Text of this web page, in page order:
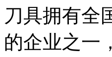
刀具拥有全
的企业之一